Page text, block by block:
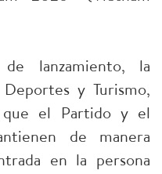
lanzamiento, la
y Turismo,
que el Partido y el
de manera
en la persona